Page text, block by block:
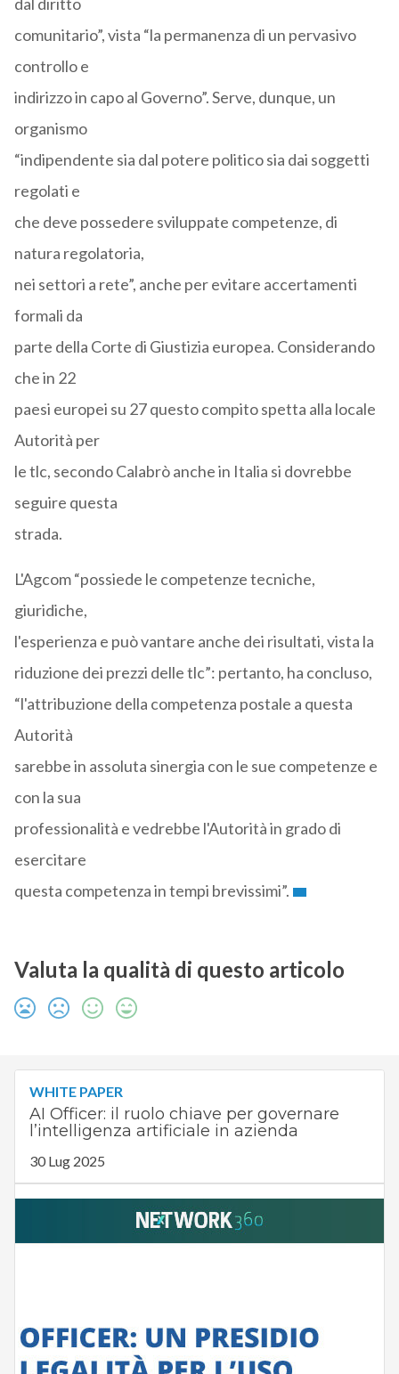
dal diritto
comunitario”, vista “la permanenza di un pervasivo
controllo e
indirizzo in capo al Governo”. Serve, dunque, un
organismo
“indipendente sia dal potere politico sia dai soggetti
regolati e
che deve possedere sviluppate competenze, di
natura regolatoria,
nei settori a rete”, anche per evitare accertamenti
formali da
parte della Corte di Giustizia europea. Considerando
che in 22
paesi europei su 27 questo compito spetta alla locale
Autorità per
le tlc, secondo Calabrò anche in Italia si dovrebbe
seguire questa
strada.
L'Agcom “possiede le competenze tecniche,
giuridiche,
l'esperienza e può vantare anche dei risultati, vista la
riduzione dei prezzi delle tlc”: pertanto, ha concluso,
“l'attribuzione della competenza postale a questa
Autorità
sarebbe in assoluta sinergia con le sue competenze e
con la sua
professionalità e vedrebbe l'Autorità in grado di
esercitare
questa competenza in tempi brevissimi”.
Valuta la qualità di questo articolo
WHITE PAPER
AI Officer: il ruolo chiave per governare
l’intelligenza artificiale in azienda
30 Lug 2025